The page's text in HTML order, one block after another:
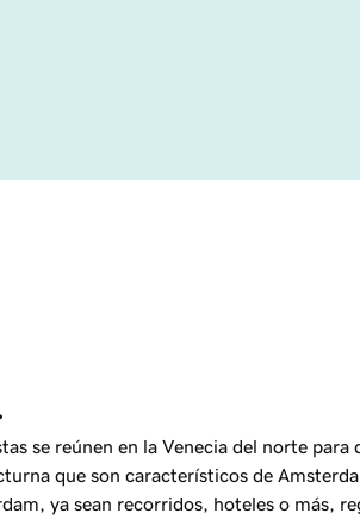
se reúnen en la Venecia del norte para
que son característicos de
ya sean recorridos, hoteles o más,